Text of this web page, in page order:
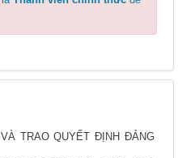
TRAO QUYẾT ĐỊNH ĐẢNG